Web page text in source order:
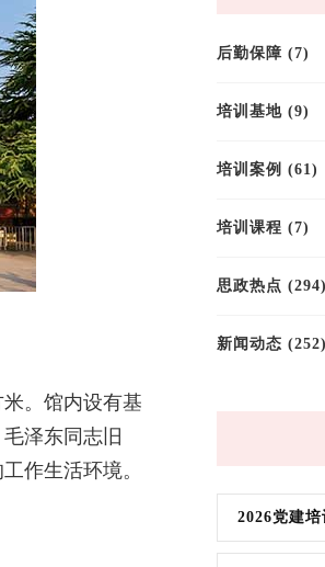
。馆内设有基
泽东同志旧
作生活环境。
后勤保障 (7)
培训基地 (9)
培训案例 (61)
培训课程 (7)
思政热点 (294)
新闻动态 (252)
2026党建